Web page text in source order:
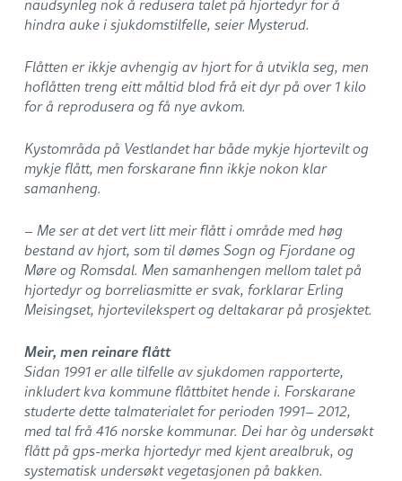
naudsynleg nok å redusera talet på hjortedyr for å
hindra auke i sjukdomstilfelle, seier Mysterud.
Flåtten er ikkje avhengig av hjort for å utvikla seg, men
hoflåtten treng eitt måltid blod frå eit dyr på over 1 kilo
for å reprodusera og få nye avkom.
Kystområda på Vestlandet har både mykje hjortevilt og
mykje flått, men forskarane finn ikkje nokon klar
samanheng.
– Me ser at det vert litt meir flått i område med høg
bestand av hjort, som til dømes Sogn og Fjordane og
Møre og Romsdal. Men samanhengen mellom talet på
hjortedyr og borreliasmitte er svak, forklarar Erling
Meisingset, hjortevilekspert og deltakarar på prosjektet.
Meir, men reinare flått
Sidan 1991 er alle tilfelle av sjukdomen rapporterte,
inkludert kva kommune flåttbitet hende i. Forskarane
studerte dette talmaterialet for perioden 1991– 2012,
med tal frå 416 norske kommunar. Dei har òg undersøkt
flått på gps-merka hjortedyr med kjent arealbruk, og
systematisk undersøkt vegetasjonen på bakken.